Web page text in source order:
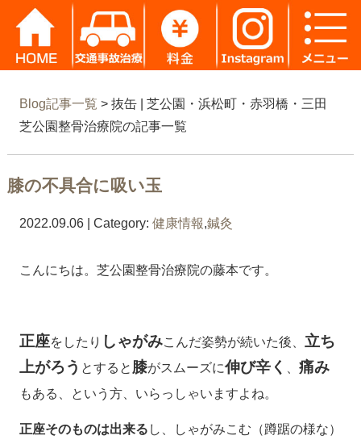
Blog記事一覧 > 抜缶 | 芝公園・浜松町・赤羽橋・三田
芝公園整骨治療院の記事一覧
膝の不具合に吸い玉
2022.09.06 | Category: 健康情報,鍼灸
こんにちは。芝公園整骨治療院の藤本です。
正座をしたり しゃがみこんだ姿勢が続いた後、 立ち
上がろう とすると 膝がスムーズに伸び辛く 痛み
もある、という方、いらっしゃいますよね。
正座そのものは出来る し、しゃがみこむ（蹲踞の様な）